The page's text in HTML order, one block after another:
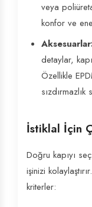
veya
konfor ve
detaylar,
Özellikle
sızdırmazlık
İstiklal İçin
Doğru kapıyı
işinizi
kriterler: